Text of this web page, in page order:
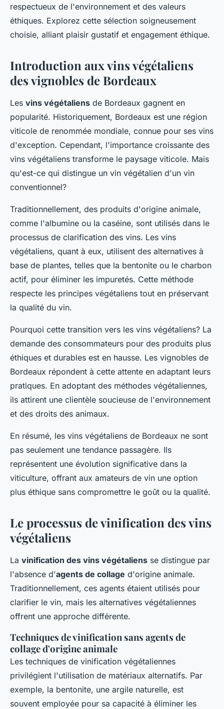
respectueux de l'environnement et des valeurs
éthiques. Explorez cette sélection soigneusement
choisie, alliant plaisir gustatif et engagement éthique.
Introduction aux vins végétaliens
des vignobles de Bordeaux
Les vins végétaliens de Bordeaux gagnent en
popularité. Historiquement, Bordeaux est une région
viticole de renommée mondiale, connue pour ses vins
d'exception. Cependant, l'importance croissante des
vins végétaliens transforme le paysage viticole. Mais
qu'est-ce qui distingue un vin végétalien d'un vin
conventionnel?
Traditionnellement, des produits d'origine animale,
comme l'albumine ou la caséine, sont utilisés dans le
processus de clarification des vins. Les vins
végétaliens, quant à eux, utilisent des alternatives à
base de plantes, telles que la bentonite ou le charbon
actif, pour éliminer les impuretés. Cette méthode
respecte les principes végétaliens tout en préservant
la qualité du vin.
Pourquoi cette transition vers les vins végétaliens? La
demande des consommateurs pour des produits plus
éthiques et durables est en hausse. Les vignobles de
Bordeaux répondent à cette attente en adaptant leurs
pratiques. En adoptant des méthodes végétaliennes,
ils attirent une clientèle soucieuse de l'environnement
et des droits des animaux.
En résumé, les vins végétaliens de Bordeaux ne sont
pas seulement une tendance passagère. Ils
représentent une évolution significative dans la
viticulture, offrant aux amateurs de vin une option
plus éthique sans compromettre le goût ou la qualité.
Le processus de vinification des vins
végétaliens
La vinification des vins végétaliens se distingue par
l'absence d'agents de collage d'origine animale.
Traditionnellement, ces agents étaient utilisés pour
clarifier le vin, mais les alternatives végétaliennes
offrent une approche différente.
Techniques de vinification sans agents de
collage d'origine animale
Les techniques de vinification végétaliennes
privilégient l'utilisation de matériaux alternatifs. Par
exemple, la bentonite, une argile naturelle, est
souvent employée pour sa capacité à éliminer les